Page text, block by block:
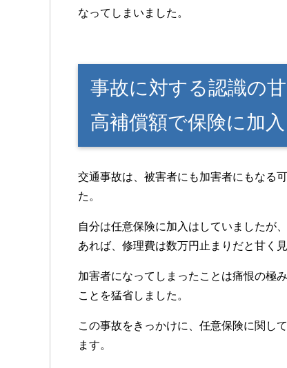
なってしまいました。
事故に対する認識の
高補償額で保険に加入
交通事故は、被害者にも加害者にもなる
た。
自分は任意保険に加入はしていましたが
あれば、修理費は数万円止まりだと甘く見
加害者になってしまったことは痛恨の極
ことを猛省しました。
この事故をきっかけに、任意保険に関し
ます。